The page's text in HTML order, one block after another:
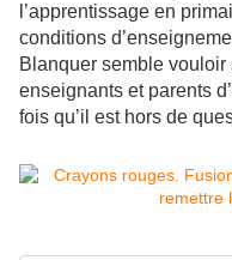
l’apprentissage en
conditions
Blanquer semble vouloir
enseignants et parents
fois qu’il est hors de